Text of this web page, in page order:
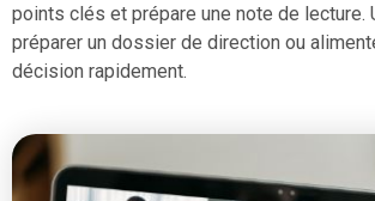
points clés et prépare une note de lecture.
préparer un dossier de direction ou
décision rapidement.